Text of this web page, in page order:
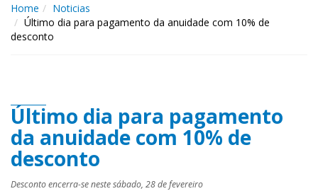
Home
Noticias
Último dia para pagamento da anuidade com 10% de
desconto
Último dia para pagamento
da anuidade com 10% de
desconto
Desconto encerra-se neste sábado, 28 de fevereiro